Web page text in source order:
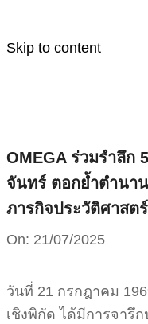
Skip to content
OMEGA ร่วมรำลึก
จันทร์ ตอกย้ำตำนา
ภารกิจประวัติศาสตร์
On: 21/07/2025
วันที่ 21 กรกฎาคม
เชิงพิกัด ได้มีการจารึ